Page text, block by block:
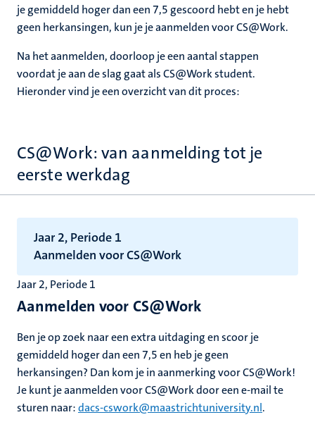
je gemiddeld hoger dan een 7,5 gescoord hebt en je hebt
geen herkansingen, kun je je aanmelden voor CS@Work.
Na het aanmelden, doorloop je een aantal stappen
voordat je aan de slag gaat als CS@Work student.
Hieronder vind je een overzicht van dit proces:
CS@Work: van aanmelding tot je
eerste werkdag
Jaar 2, Periode 1
Aanmelden voor CS@Work
Aanmelden voor CS@Work
Jaar 2, Periode 1
Ben je op zoek naar een extra uitdaging en scoor je
gemiddeld hoger dan een 7,5 en heb je geen
herkansingen? Dan kom je in aanmerking voor CS@Work!
Je kunt je aanmelden voor CS@Work door een e-mail te
sturen naar:dacs-cswork@maastrichtuniversity.nl.